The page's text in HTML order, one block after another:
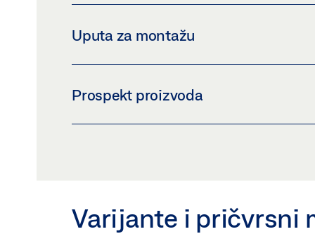
Pregled
Preuzmi (.PDF | 455 KB)
Uputa za montažu
Pregled
Preuzmi (.PDF | 1 MB)
Prospekt proizvoda
Varijante i pričvrsni